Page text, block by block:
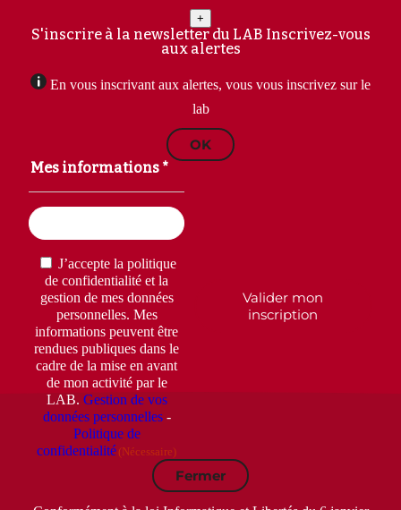
+
S'inscrire à la newsletter du LAB Inscrivez-vous
aux alertes
En vous inscrivant aux alertes, vous vous inscrivez sur le
lab
OK
Mes informations *
Email
RGPD(Nécessaire)
J’accepte la politique
de confidentialité et la
gestion de mes données
personnelles. Mes
informations peuvent être
rendues publiques dans le
cadre de la mise en avant
de mon activité par le
LAB. Gestion de vos
données personnelles-
Politique de
confidentialité (Nécessaire)
Valider mon
inscription
Fermer